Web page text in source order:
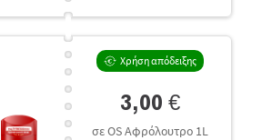
Χρήση απόδειξης
3,00 €
σε OS Αφρόλουτρο 1L